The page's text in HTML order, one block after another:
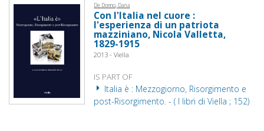
De Donno, Daria
Con l'Italia nel cuore :
l'esperienza di un patriota
mazziniano, Nicola Valletta,
1829-­1915
2013 - Viella
IS PART OF
Italia è : Mezzogiorno, Risorgimento e
post-Risorgimento. - ( I libri di Viella ; 152)